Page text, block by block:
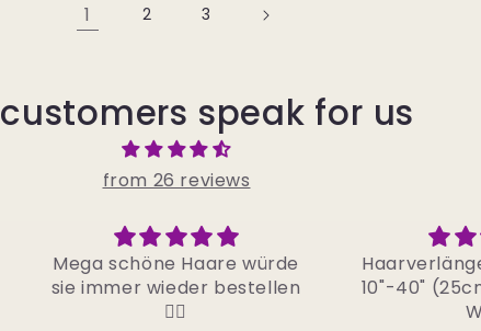
1 2 3
speak for us
from 26 reviews
Haarverlängerung Echthaar
10"-40" (25cm-100cm) Body
Wave
Super
und